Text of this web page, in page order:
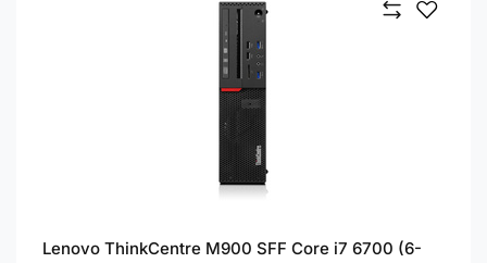
Lenovo ThinkCentre M900 SFF Core i7 6700 (6-